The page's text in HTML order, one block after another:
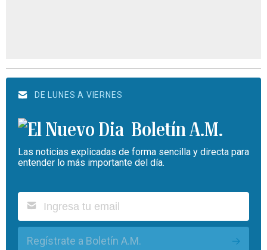
DE LUNES A VIERNES
Boletín A.M.
Las noticias explicadas de forma sencilla y directa para
entender lo más importante del día.
Regístrate a Boletín A.M.